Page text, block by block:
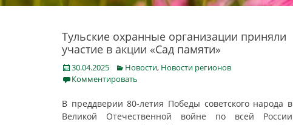
Тульские охранные организации приняли
участие в акции «Сад памяти»
Posted
on
30.04.2025 Categories
Новости, Новости регионов
Комментировать
В преддверии 80-летия Победы советского народа в
Великой Отечественной войне по всей России